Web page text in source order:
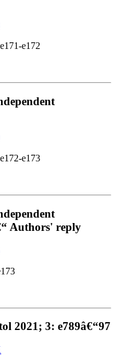
e172
e173
Authors' reply
2021; 3: e789â€“97